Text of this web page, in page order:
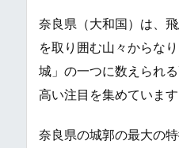
奈良県（大和国）は、
を取り囲む山々からな
城」の一つに数えられ
高い注目を集めています
奈良県の城郭の最大の